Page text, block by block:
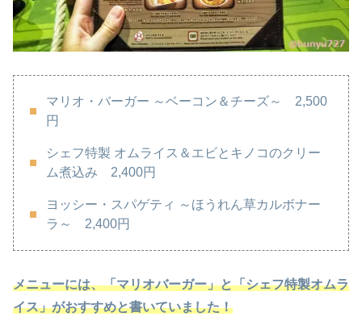
マリオ・バーガー ～ベーコン＆チーズ～ 2,500
円
シェフ特製 オムライス＆エビとキノコのクリー
ム煮込み 2,400円
ヨッシー・スパゲティ ～ほうれん草カルボナー
ラ～ 2,400円
メニューには、「マリオバーガー」と「シェフ特製オムラ
イス」がおすすめと書いていました！